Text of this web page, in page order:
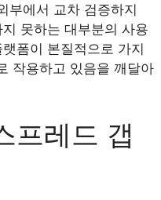
부에서 교차 검증하지
못하는 대부분의 사용
폼이 본질적으로 가지
작용하고 있음을 깨달아
프레드 갭